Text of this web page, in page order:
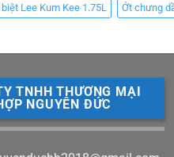
Lee Kum Kee 1.75L Ớt chưng
TNHH THƯƠNG MẠI
NGUYÊN ĐỨC